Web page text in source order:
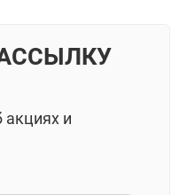
акциях и